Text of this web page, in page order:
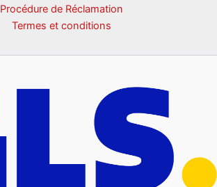
Procédure de Réclamation
Termes et conditions